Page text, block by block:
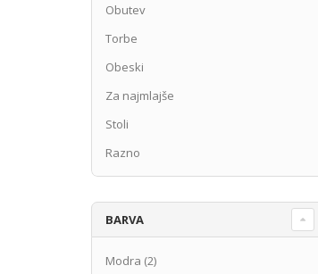
Obutev
Torbe
Obeski
Za najmlajše
Stoli
Razno
BARVA
Modra (2)